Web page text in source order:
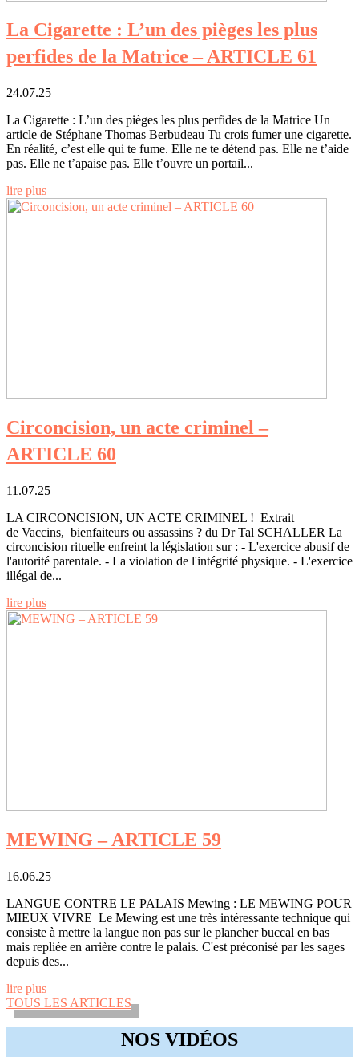
La Cigarette : L’un des pièges les plus
perfides de la Matrice – ARTICLE 61
24.07.25
La Cigarette : L’un des pièges les plus perfides de la Matrice Un
article de Stéphane Thomas Berbudeau Tu crois fumer une cigarette.
En réalité, c’est elle qui te fume. Elle ne te détend pas. Elle ne t’aide
pas. Elle ne t’apaise pas. Elle t’ouvre un portail...
lire plus
Circoncision, un acte criminel –
ARTICLE 60
11.07.25
LA CIRCONCISION, UN ACTE CRIMINEL ! Extrait
de Vaccins, bienfaiteurs ou assassins ? du Dr Tal SCHALLER La
circoncision rituelle enfreint la législation sur : - L'exercice abusif de
l'autorité parentale. - La violation de l'intégrité physique. - L'exercice
illégal de...
lire plus
MEWING – ARTICLE 59
16.06.25
LANGUE CONTRE LE PALAIS Mewing : LE MEWING POUR
MIEUX VIVRE Le Mewing est une très intéressante technique qui
consiste à mettre la langue non pas sur le plancher buccal en bas
mais repliée en arrière contre le palais. C'est préconisé par les sages
depuis des...
lire plus
TOUS LES ARTICLES
NOS VIDÉOS